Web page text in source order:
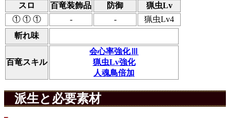
スロ
百竜装飾品 防御
猟虫Lv
① ① ①
- -
猟虫Lv4
斬れ味
百竜スキル
会心率強化Ⅲ
猟虫Lv強化
人魂鳥倍加
派生と必要素材